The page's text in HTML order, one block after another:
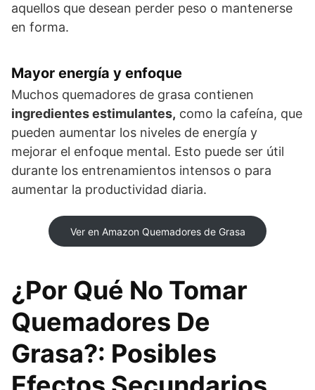
aquellos que desean perder peso o mantenerse
en forma.
Mayor energía y enfoque
Muchos quemadores de grasa contienen
ingredientes estimulantes, como la cafeína, que
pueden aumentar los niveles de energía y
mejorar el enfoque mental. Esto puede ser útil
durante los entrenamientos intensos o para
aumentar la productividad diaria.
Ver en Amazon Quemadores de Grasa
¿Por Qué No Tomar
Quemadores De
Grasa?: Posibles